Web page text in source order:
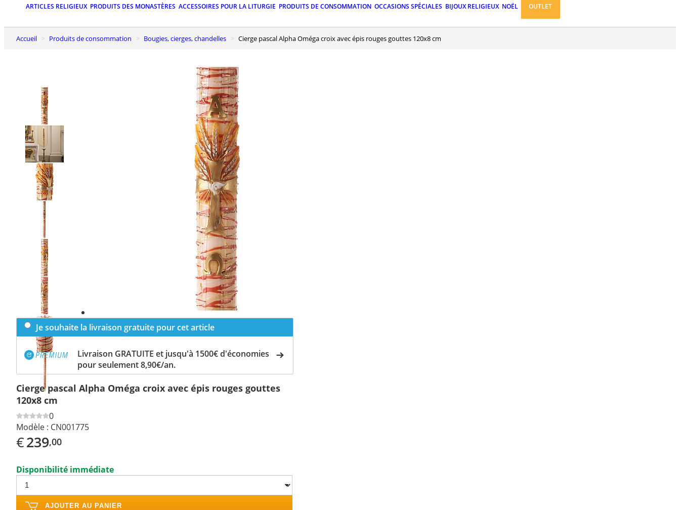
ARTICLES RELIGIEUX PRODUITS DES MONASTÈRES ACCESSOIRES POUR LA LITURGIE PRODUITS DE CONSOMMATION OCCASIONS SPÉCIALES BIJOUX RELIGIEUX NOËL OUTLET
Accueil Produits de consommation Bougies, cierges, chandelles Cierge pascal Alpha Oméga croix avec épis rouges gouttes 120x8 cm
Previous
slide
Next
slide
Je souhaite la livraison gratuite pour cet article
Livraison GRATUITE et jusqu'à 1500€ d'économies
pour seulement 8,90€/an.
Cierge pascal Alpha Oméga croix avec épis rouges gouttes
120x8 cm
0
Modèle : CN001775
€239,00
Disponibilité immédiate
AJOUTER AU PANIER